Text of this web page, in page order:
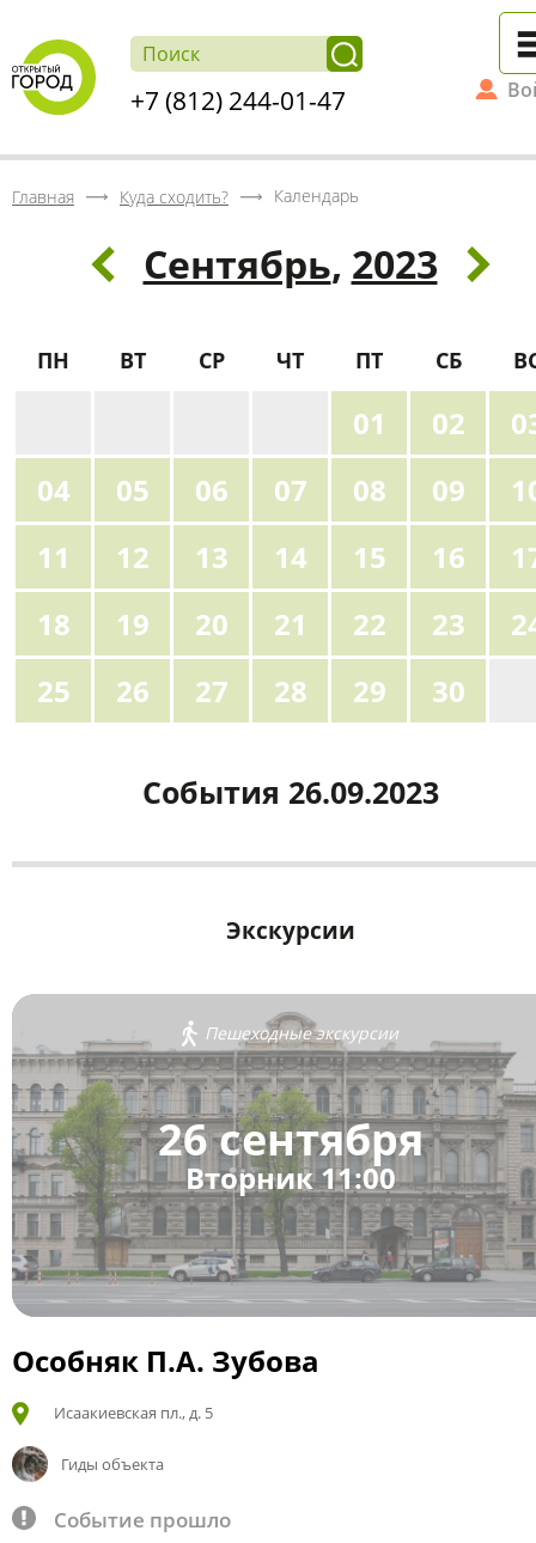
+7 (812) 244-01-47
Главная Куда сходить? Календарь
Сентябрь, 2023
ПН ВТ СР ЧТ ПТ СБ
01 02
04
05 06 07 08 09
11
12 13 14 15 16
18
19 20 21 22 23
25
26 27 28 29 30
События 26.09.2023
Экскурсии
Пешеходные экскурсии
26 сентября
Вторник 11:00
Особняк П.А. Зубова
Исаакиевская пл., д. 5
Гиды объекта
Событие прошло